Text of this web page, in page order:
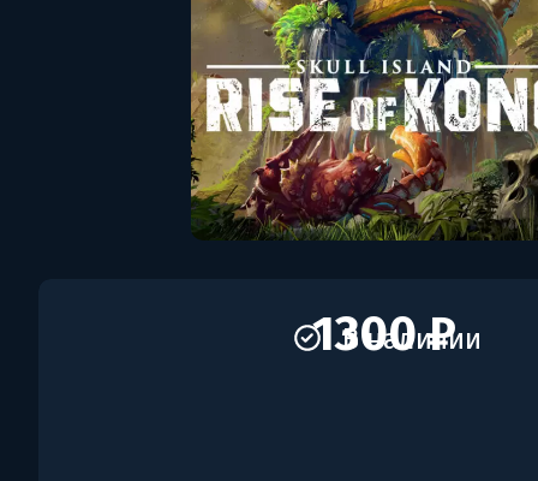
1300 ₽
В наличии